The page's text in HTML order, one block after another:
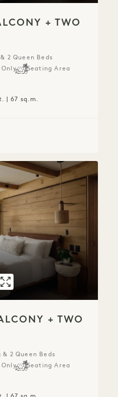
+ TWO
2 Queen Beds
Only
Seating Area
| 67 sq.m.
Balcony + Two Queens
GALLERY 7596
+ TWO
& 2 Queen Beds
Only
Seating Area